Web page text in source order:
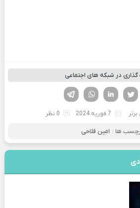
گذاری در شبکه های اجتماعی
لینکدین تویتر
فیسوک
7 فوریه 2024 0 نظر
ها : امین فلاحی